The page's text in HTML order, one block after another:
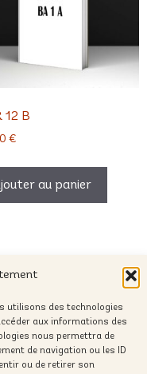
utilisons des technologies
aux informations des
nous permettra de
de navigation ou les ID
ou de retirer son
12 B
€
au panier